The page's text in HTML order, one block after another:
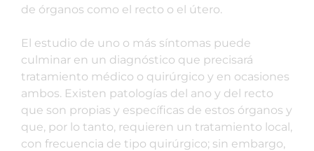
de órganos como el recto o el útero.
El estudio de uno o más síntomas puede
culminar en un diagnóstico que precisará
tratamiento médico o quirúrgico y en ocasiones
ambos. Existen patologías del ano y del recto
que son propias y específicas de estos órganos y
que, por lo tanto, requieren un tratamiento local,
con frecuencia de tipo quirúrgico; sin embargo,